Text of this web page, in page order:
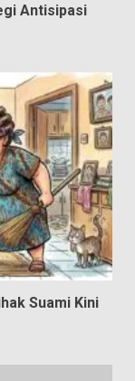
Antisipasi
Suami Kini